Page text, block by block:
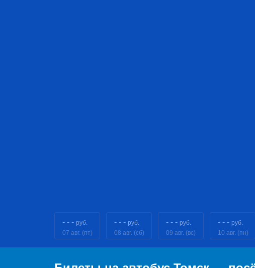
- - - руб.
07 авг. (пт)
- - - руб.
08 авг. (сб)
- - - руб.
09 авг. (вс)
- - - руб.
10 авг. (пн)